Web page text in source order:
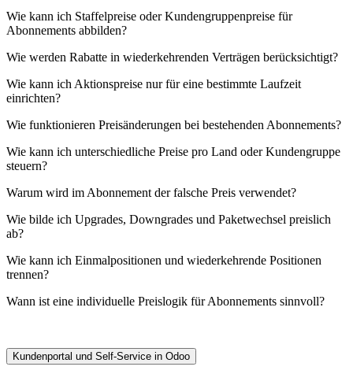
Wie kann ich Staffelpreise oder Kundengruppenpreise für
Abonnements abbilden?
Wie werden Rabatte in wiederkehrenden Verträgen berücksichtigt?
Wie kann ich Aktionspreise nur für eine bestimmte Laufzeit
einrichten?
Wie funktionieren Preisänderungen bei bestehenden Abonnements?
Wie kann ich unterschiedliche Preise pro Land oder Kundengruppe
steuern?
Warum wird im Abonnement der falsche Preis verwendet?
Wie bilde ich Upgrades, Downgrades und Paketwechsel preislich
ab?
Wie kann ich Einmalpositionen und wiederkehrende Positionen
trennen?
Wann ist eine individuelle Preislogik für Abonnements sinnvoll?
Kundenportal und Self-Service in Odoo